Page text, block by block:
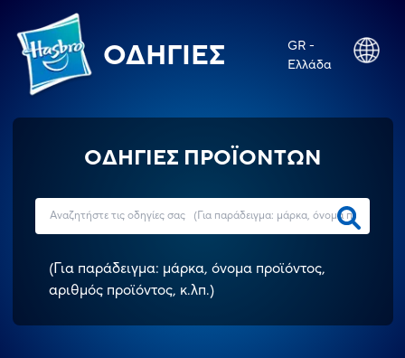
ΟΔΗΓΊΕΣ
GR -
Ελλάδα
ΟΔΗΓΙΕΣ ΠΡΟΪΟΝΤΩΝ
(Για παράδειγμα: μάρκα, όνομα προϊόντος,
αριθμός προϊόντος, κ.λπ.)